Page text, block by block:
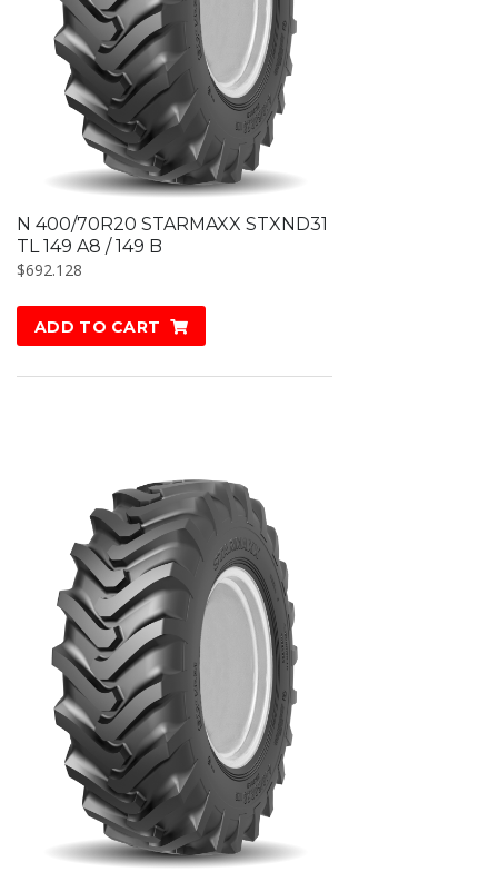
N 400/70R20 STARMAXX STXND31
TL 149 A8 / 149 B
$692.128
ADD TO CART